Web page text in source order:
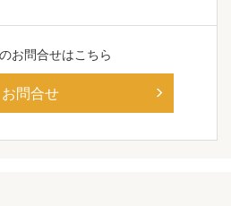
お問合せはこちら
お問合せ